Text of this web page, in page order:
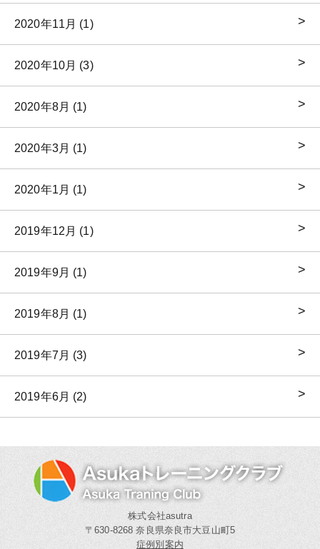
2020年11月 (1)
2020年10月 (3)
2020年8月 (1)
2020年3月 (1)
2020年1月 (1)
2019年12月 (1)
2019年9月 (1)
2019年8月 (1)
2019年7月 (3)
2019年6月 (2)
株式会社asutra
〒630-8268 奈良県奈良市大豆山町5
症例別案内